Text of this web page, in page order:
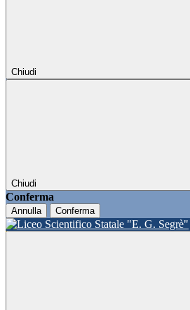
Chiudi
Chiudi
Conferma
Annulla Conferma